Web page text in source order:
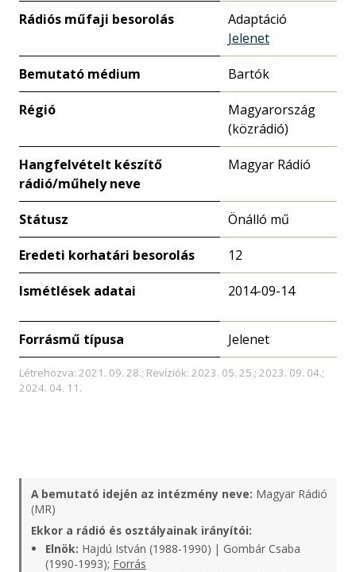
Rádiós műfaji besorolás
Adaptáció
Jelenet
Bemutató médium Bartók
Régió
Magyarország
(közrádió)
Hangfelvételt készítő
rádió/műhely neve
Magyar Rádió
Státusz Önálló mű
Eredeti korhatári besorolás 12
Ismétlések adatai 2014-09-14
Forrásmű típusa Jelenet
Létrehozva: 2021. 09. 28.; Revíziók: 2023. 05. 25.; 2023. 09. 04.;
2024. 04. 11.
A bemutató idején az intézmény neve: Magyar Rádió
(MR)
Ekkor a rádió és osztályainak irányítói:
Elnök: Hajdú István (1988-1990) | Gombár Csaba
(1990-1993); Forrás